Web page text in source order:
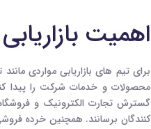
اهمیت
برای تیم های بازاریابی مواردی
محصولات و خدمات شرکت را پیدا
گسترش تجارت الکترونیک و
کنندگان برسانند. همچنین خرده